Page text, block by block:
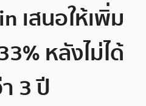
เสนอให้เพิ่ม
หลังไม่ได้
3 ปี